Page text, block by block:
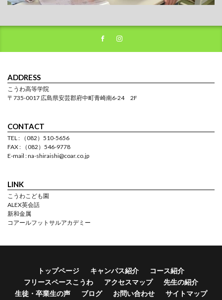
ADDRESS
こうわ高等学院
〒735-0017 広島県安芸郡府中町青崎南6-24 2F
CONTACT
TEL : （082）510-5656
FAX : （082）546-9778
E-mail : na-shiraishi@coar.co.jp
LINK
こうわこども園
ALEX英会話
新和金属
コアールフットサルアカデミー
トップページ キャンパス紹介
コース紹介
フリースペースこうわ
アクセスマップ
先生の紹介
生徒・卒業生の声
ブログ お問い合わせ サイトマップ